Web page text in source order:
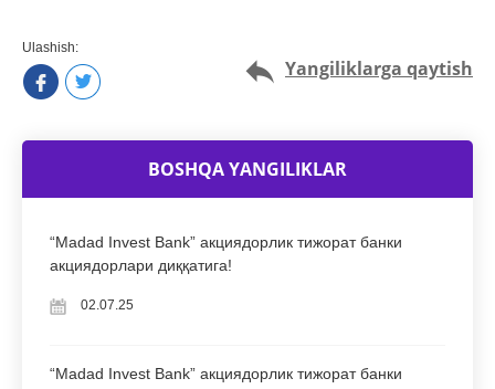
Yangiliklarga qaytish
Ulashish:
BOSHQA YANGILIKLAR
“Madad Invest Bank” акциядорлик тижорат банки
акциядорлари диққатига!
02.07.25
“Madad Invest Bank” акциядорлик тижорат банки